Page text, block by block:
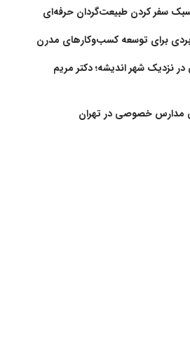
سبک سفر کردن طبیعت‌گردان حرفه‌ای
برای توسعه کسب‌وکارهای مدرن
در نزدیک شهر اندیشه؛ دکتر مریم
مدارس خصوصی در تهران